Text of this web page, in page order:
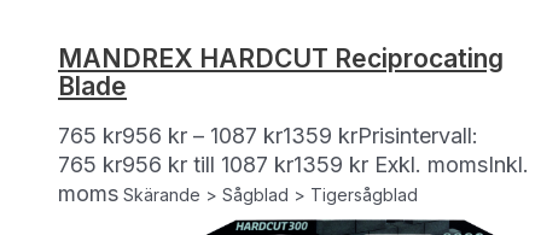
MANDREX HARDCUT Reciprocating
Blade
765 kr956 kr – 1087 kr1359 krPrisintervall:
765 kr956 kr till 1087 kr1359 kr Exkl. momsInkl.
moms Skärande > Sågblad > Tigersågblad